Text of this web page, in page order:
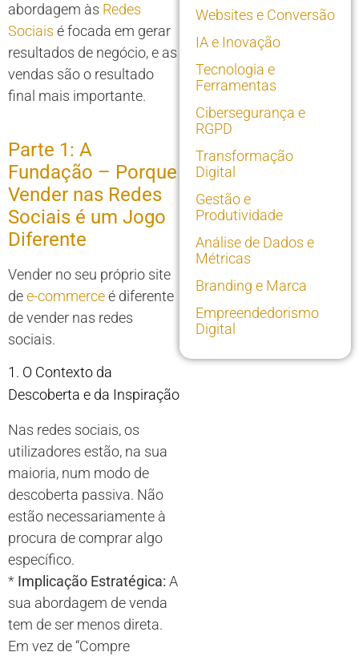
abordagem às Redes
Sociais é focada em gerar
resultados de negócio, e as
vendas são o resultado
final mais importante.
Parte 1: A
Fundação – Porque
Vender nas Redes
Sociais é um Jogo
Diferente
Vender no seu próprio site
dee-commerceé diferente
de vender nas redes
sociais.
1. O Contexto da
Descoberta e da Inspiração
Nas redes sociais, os
utilizadores estão, na sua
maioria, num modo de
descoberta passiva. Não
estão necessariamente à
procura de comprar algo
específico.
* Implicação Estratégica: A
sua abordagem de venda
tem de ser menos direta.
Em vez de “Compre
Websites e Conversão
IA e Inovação
Tecnologia e
Ferramentas
Cibersegurança e
RGPD
Transformação
Digital
Gestão e
Produtividade
Análise de Dados e
Métricas
Branding e Marca
Empreendedorismo
Digital